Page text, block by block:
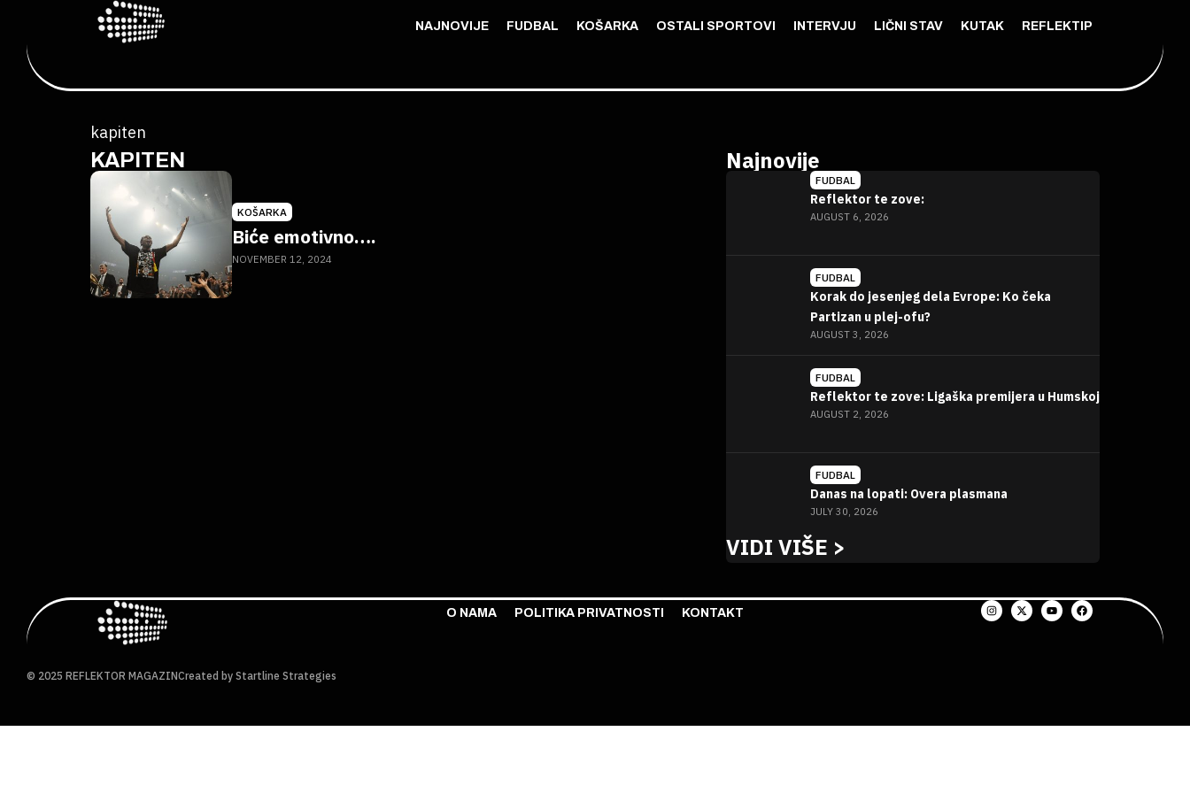
NAJNOVIJE FUDBAL KOŠARKA OSTALI SPORTOVI INTERVJU LIČNI STAV KUTAK REFLEKTIP
kapiten
KAPITEN
KOŠARKA
Biće emotivno….
NOVEMBER 12, 2024
Najnovije
FUDBAL
Reflektor te zove:
AUGUST 6, 2026
FUDBAL
Korak do jesenjeg dela Evrope: Ko čeka
Partizan u plej-ofu?
AUGUST 3, 2026
FUDBAL
Reflektor te zove: Ligaška premijera u Humskoj
AUGUST 2, 2026
FUDBAL
Danas na lopati: Overa plasmana
JULY 30, 2026
VIDI VIŠE >
O NAMA POLITIKA PRIVATNOSTI KONTAKT
© 2025 REFLEKTOR MAGAZINCreated by Startline Strategies